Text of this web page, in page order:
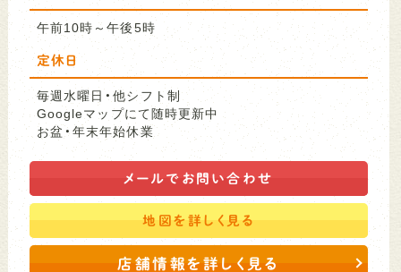
午前10時～午後5時
定休日
毎週水曜日・他シフト制
Googleマップにて随時更新中
お盆・年末年始休業
メールで お問い合わせ
地図を詳しく見る
店舗情報を詳しく見る